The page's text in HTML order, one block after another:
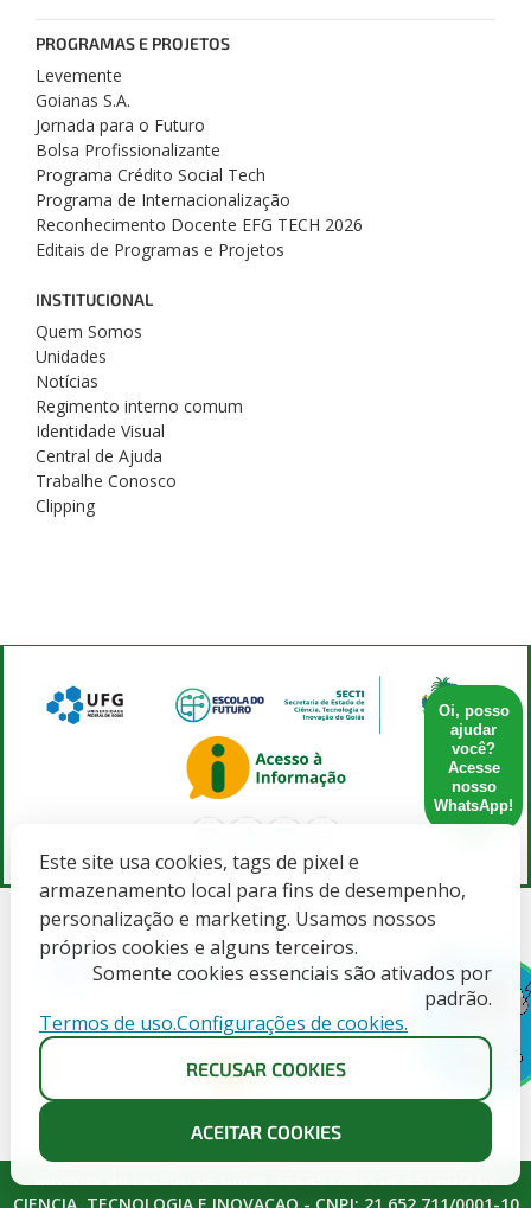
X
Oi, posso
ajudar
você?
Acesse
nosso
WhatsApp!
Este site usa cookies, tags de pixel e
armazenamento local para fins de desempenho,
personalização e marketing. Usamos nossos
próprios cookies e alguns terceiros.
Somente cookies essenciais são ativados por
padrão.
Termos de uso.Configurações de cookies.
RECUSAR COOKIES
ACEITAR COOKIES
PROGRAMAS E PROJETOS
Levemente
Goianas S.A.
Jornada para o Futuro
Bolsa Profissionalizante
Programa Crédito Social Tech
Programa de Internacionalização
Reconhecimento Docente EFG TECH 2026
Editais de Programas e Projetos
INSTITUCIONAL
Quem Somos
Unidades
Notícias
Regimento interno comum
Identidade Visual
Central de Ajuda
Trabalhe Conosco
Clipping